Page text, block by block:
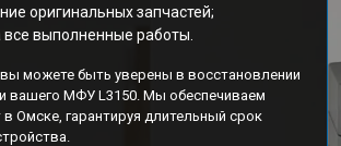
оригинальных запчастей;
все выполненные работы.
можете быть уверены в восстановлении
вашего МФУ L3150. Мы обеспечиваем
Омске, гарантируя длительный срок